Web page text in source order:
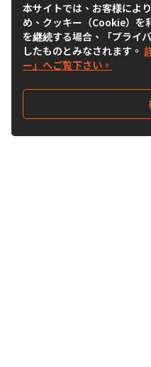
本サイトでは、お客様によ
め、クッキー（Cookie）を
を継続する場合、「プライ
したものとみなされます。
ー」へご覧下さい。